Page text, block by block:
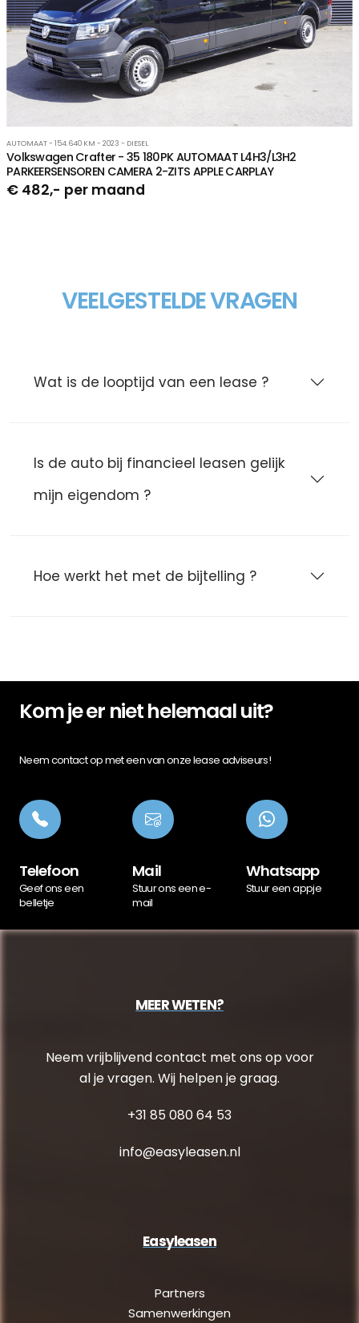
AUTOMAAT - 154.640 KM - 2023 - DIESEL
Volkswagen Crafter - 35 180PK AUTOMAAT L4H3/L3H2
PARKEERSENSOREN CAMERA 2-ZITS APPLE CARPLAY
€ 482,- per maand
VEELGESTELDE VRAGEN
Wat is de looptijd van een lease ?
Is de auto bij financieel leasen gelijk
mijn eigendom ?
Hoe werkt het met de bijtelling ?
Kom je er niet helemaal uit?
Neem contact op met een van onze lease adviseurs!
Telefoon
Geef ons een
belletje
Mail
Stuur ons een e-
mail
Whatsapp
Stuur een appje
MEER WETEN?
Neem vrijblijvend contact met ons op voor
al je vragen. Wij helpen je graag.
+31 85 080 64 53
info@easyleasen.nl
Easyleasen
Partners
Samenwerkingen